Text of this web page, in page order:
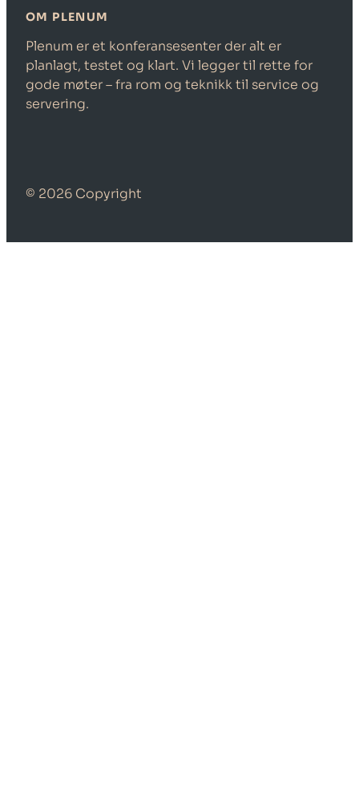
OM PLENUM
Plenum er et konferansesenter der alt er
planlagt, testet og klart. Vi legger til rette for
gode møter – fra rom og teknikk til service og
servering.
© 2026 Copyright